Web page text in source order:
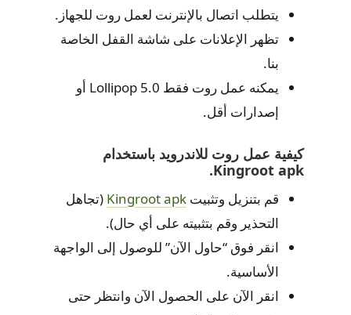
يتطلب اتصال بالإنترنت لعمل روت للجهاز.
تظهر الإعلانات على شاشة القفل الخاصة
بنا.
يمكنه عمل روت فقط 5.0 Lollipop أو
إصدارات أقل.
كيفية عمل روت للاندرويد باستخدام
Kingroot apk.
قم بتنزيل وتثبيت Kingroot apk (تجاهل
التحذير وقم بتثبيته على أي حال).
انقر فوق “حاول الآن” للوصول إلى الواجهة
الأساسية.
انقر الآن على الحصول الآن وانتظر حتى